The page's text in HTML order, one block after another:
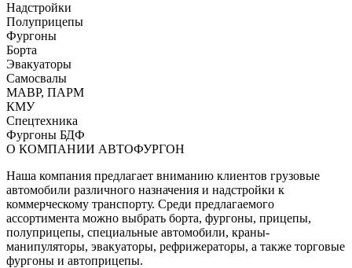
Надстройки
Полуприцепы
Фургоны
Борта
Эвакуаторы
Самосвалы
МАВР, ПАРМ
КМУ
Спецтехника
Фургоны БДФ
О КОМПАНИИ АВТОФУРГОН
Наша компания предлагает вниманию клиентов грузовые
автомобили различного назначения и надстройки к
коммерческому транспорту. Среди предлагаемого
ассортимента можно выбрать борта, фургоны, прицепы,
полуприцепы, специальные автомобили, краны-
манипуляторы, эвакуаторы, рефрижераторы, а также торговые
фургоны и автоприцепы.